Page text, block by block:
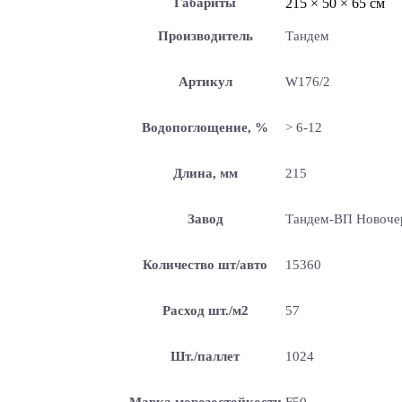
Габариты 215 × 50 × 65 см
Производитель Тандем
Артикул W176/2
Водопоглощение, % > 6-12
Длина, мм 215
Завод Тандем-ВП
Количество шт/авто 15360
Расход шт./м2 57
Шт./паллет 1024